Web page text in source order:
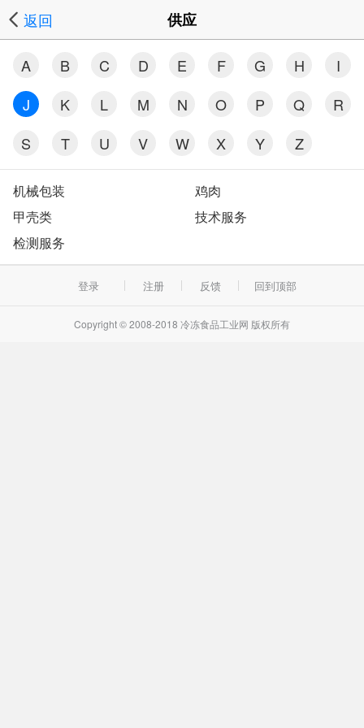
返回 供应
A B C D E F G H
I
J
K L M N O P Q
R
S
T U V W X Y Z
机械包装
鸡肉
甲壳类
技术服务
检测服务
登录 注册 反馈 回到顶部
Copyright © 2008-2018 冷冻食品工业网 版权所有